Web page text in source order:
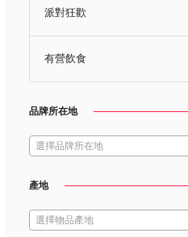
派對狂歡
有營飲食
品牌所在地
選擇品牌所在地
產地
選擇物品產地